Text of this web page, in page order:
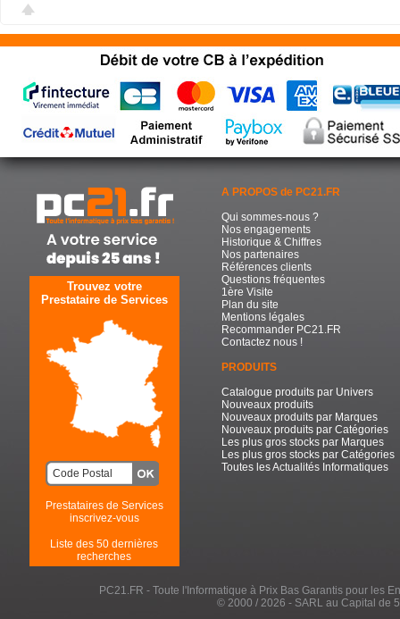
Trouvez votre
Prestataire de Services
Prestataires de Services
inscrivez-vous
Liste des 50 dernières
recherches
A PROPOS de PC21.FR
Qui sommes-nous ?
Nos engagements
Historique & Chiffres
Nos partenaires
Références clients
Questions fréquentes
1ère Visite
Plan du site
Mentions légales
Recommander PC21.FR
Contactez nous !
PRODUITS
Catalogue produits par Univers
Nouveaux produits
Nouveaux produits par Marques
Nouveaux produits par Catégories
Les plus gros stocks par Marques
Les plus gros stocks par Catégories
Toutes les Actualités Informatiques
PC21.FR - Toute l'Informatique à Prix Bas Garantis pour les
© 2000 / 2026 - SARL au Capital de